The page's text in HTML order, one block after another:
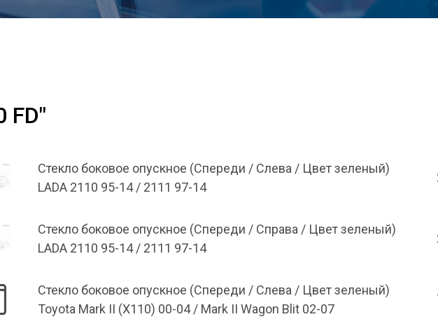
FD"
Стекло боковое опускное (Спереди / Слева / Цвет зеленый)
LADA 2110 95-14 / 2111 97-14
Стекло боковое опускное (Спереди / Справа / Цвет зеленый)
LADA 2110 95-14 / 2111 97-14
Стекло боковое опускное (Спереди / Слева / Цвет зеленый)
Toyota Mark II (X110) 00-04 / Mark II Wagon Blit 02-07